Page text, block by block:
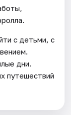
с детьми, с
дни.
путешествий